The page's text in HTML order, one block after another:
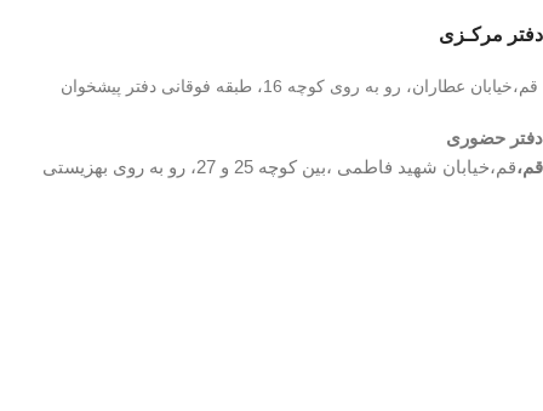
دفتر مرکـزی
قم،خیابان عطاران، رو به روی کوچه 16، طبقه فوقانی دفتر پیشخوان
دفتر حضوری
قم،قم،خیابان شهید فاطمی ،بین کوچه 25 و 27، رو به روی بهزیستی